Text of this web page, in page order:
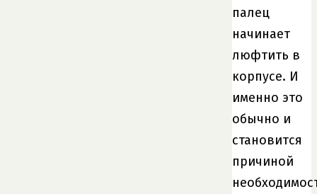
палец
начинает
люфтить в
корпусе. И
именно это
обычно и
становится
причиной